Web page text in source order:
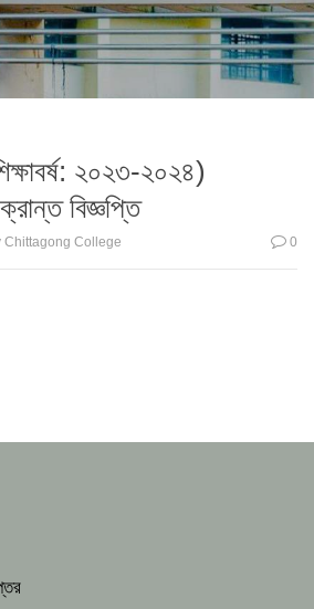
২০২৩-২০২৪)
বিজ্ঞপ্তি
Chittagong College 0